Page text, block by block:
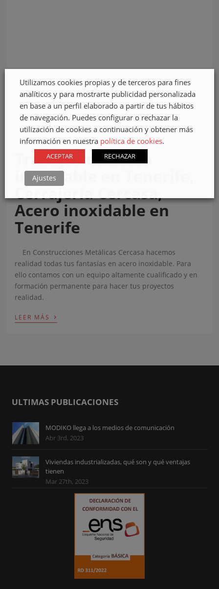
Trabajos de acero
inoxidable en Tenerife,
Cerrajería Cercasa,
Acero inoxidable en
Tenerife
En Construcciones Metálicas Cercasa hacemos
realidad todas tus fantasías en acero inoxidable. Para
ello contamos con un equipo altamente cualificado y en
formación permanente para hacer tus proyectos
realidad.
LEER MÁS ›
ULTIMAS PUBLICACIONES
MODIKO llega a los medios de comunicación
Abr 3rd, 2023
Viviendas industrializadas, qué son y qué ventajas
tienen
Mar 27th, 2023
Utilizamos cookies propias y de terceros para fines
analíticos y para mostrarte publicidad personalizada
en base a un perfil elaborado a partir de tus hábitos
de navegación. Puedes configurar o rechazar la
utilización de cookies a continuación y obtener más
información en nuestra política de cookies.
ACEPTAR RECHAZAR
Ajustes